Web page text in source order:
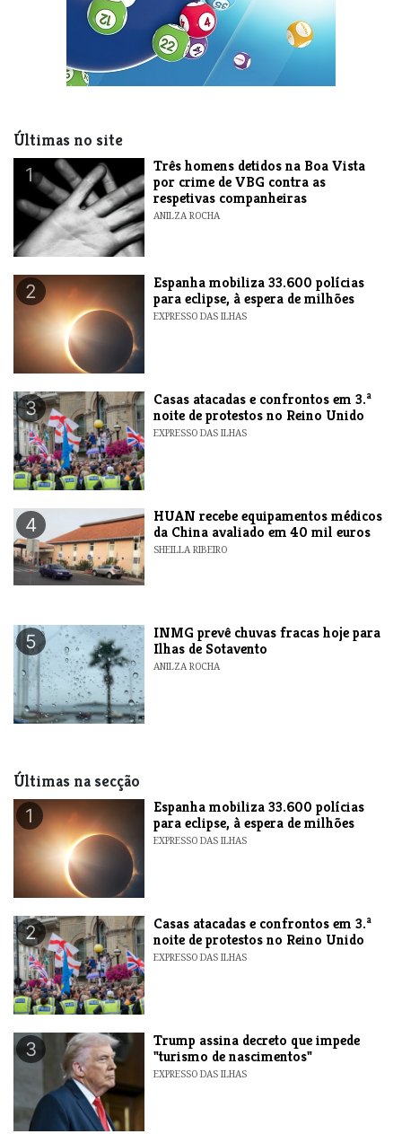
Últimas no site
1
Três homens detidos na Boa Vista
por crime de VBG contra as
respetivas companheiras
ANILZA ROCHA
2
Espanha mobiliza 33.600 polícias
para eclipse, à espera de milhões
EXPRESSO DAS ILHAS
3
Casas atacadas e confrontos em 3.ª
noite de protestos no Reino Unido
EXPRESSO DAS ILHAS
4
HUAN recebe equipamentos médicos
da China avaliado em 40 mil euros
SHEILLA RIBEIRO
5
INMG prevê chuvas fracas hoje para
Ilhas de Sotavento
ANILZA ROCHA
Últimas na secção
1
Espanha mobiliza 33.600 polícias
para eclipse, à espera de milhões
EXPRESSO DAS ILHAS
2
Casas atacadas e confrontos em 3.ª
noite de protestos no Reino Unido
EXPRESSO DAS ILHAS
3
Trump assina decreto que impede
"turismo de nascimentos"
EXPRESSO DAS ILHAS